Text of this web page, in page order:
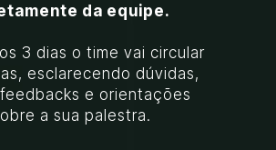
da equipe.
3 dias o time vai circular
esclarecendo dúvidas,
e orientações
a sua palestra.